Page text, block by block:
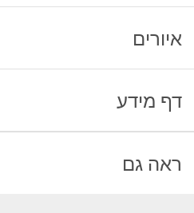
איורים
דף מידע
ראה גם